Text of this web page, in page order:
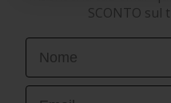
SCONTO sul
First Name
Email